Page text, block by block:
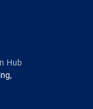
Hub